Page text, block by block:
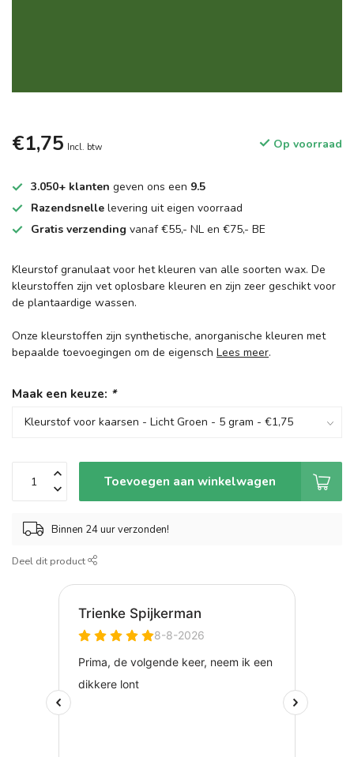
€1,75 Incl. btw Op voorraad
3.050+ klanten geven ons een 9.5
Razendsnelle levering uit eigen voorraad
Gratis verzending vanaf €55,- NL en €75,- BE
Kleurstof granulaat voor het kleuren van alle soorten wax. De
kleurstoffen zijn vet oplosbare kleuren en zijn zeer geschikt voor
de plantaardige wassen.
Onze kleurstoffen zijn synthetische, anorganische kleuren met
bepaalde toevoegingen om de eigensch Lees meer.
Maak een keuze: *
Toevoegen aan winkelwagen
Binnen 24 uur verzonden!
Deel dit product